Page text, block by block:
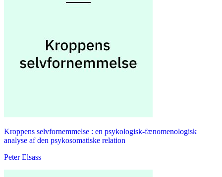
Kroppens selvfornemmelse : en psykologisk-fænomenologisk
analyse af den psykosomatiske relation
Peter Elsass